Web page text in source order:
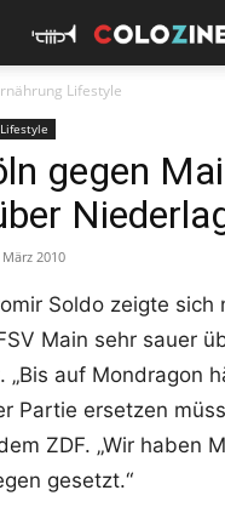
Lifestyle
gegen
März 2010
Soldo zeigte sich
Main sehr sauer
„Bis auf Mondragon
Partie ersetzen
ZDF. „Wir haben
gesetzt.“